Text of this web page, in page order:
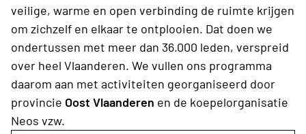
veilige, warme en open verbinding de ruimte krijgen
om zichzelf en elkaar te ontplooien. Dat doen we
ondertussen met meer dan 36.000 leden, verspreid
over heel Vlaanderen. We vullen ons programma
daarom aan met activiteiten georganiseerd door
provincie Oost Vlaanderen en de koepelorganisatie
Neos vzw.